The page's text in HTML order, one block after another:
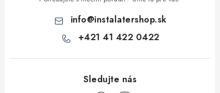
info@instalatershop.sk
+421 41 422 0422